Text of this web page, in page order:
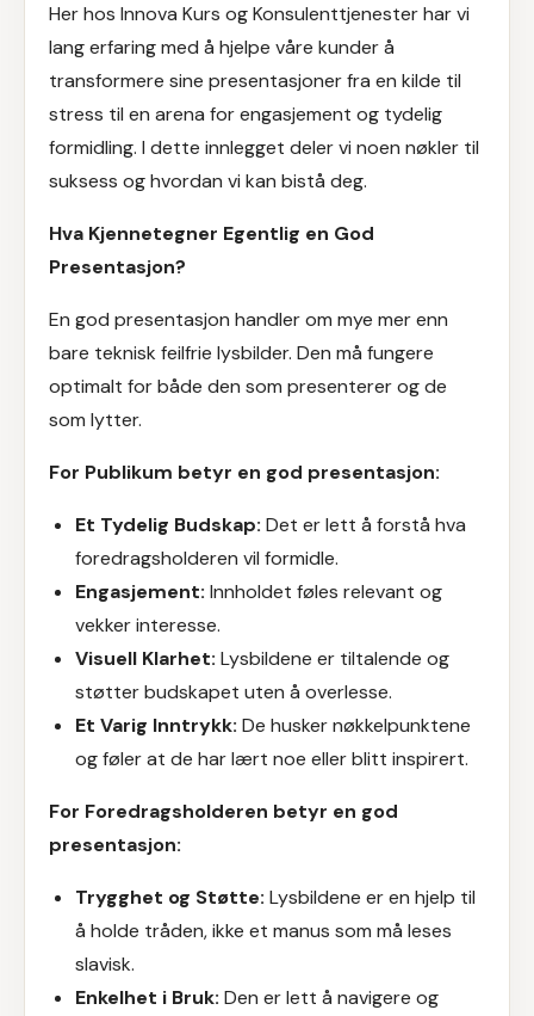
Her hos Innova Kurs og Konsulenttjenesterhar vi
lang erfaring med å hjelpe våre kunder å
transformere sine presentasjoner fra en kilde til
stress til en arena for engasjement og tydelig
formidling. I dette innlegget deler vi noen nøkler til
suksess og hvordan vi kan bistå deg.
Hva Kjennetegner Egentlig en God
Presentasjon?
En god presentasjon handler om mye mer enn
bare teknisk feilfrie lysbilder. Den må fungere
optimalt for både den som presenterer og de
som lytter.
For Publikum betyr en god presentasjon:
Et Tydelig Budskap: Det er lett å forstå hva
foredragsholderen vil formidle.
Engasjement: Innholdet føles relevant og
vekker interesse.
Visuell Klarhet: Lysbildene er tiltalende og
støtter budskapet uten å overlesse.
Et Varig Inntrykk: De husker nøkkelpunktene
og føler at de har lært noe eller blitt inspirert.
For Foredragsholderen betyr en god
presentasjon:
Trygghet og Støtte: Lysbildene er en hjelp til
å holde tråden, ikke et manus som må leses
slavisk.
Enkelhet i Bruk: Den er lett å navigere og